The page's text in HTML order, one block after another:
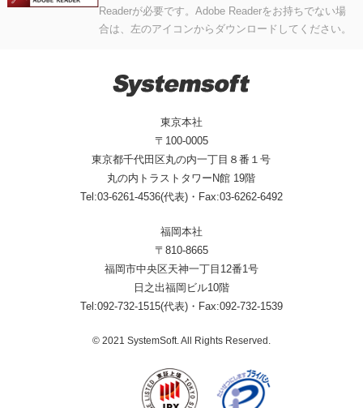
Readerが必要です。Adobe Readerをお持ちでない場
合は、左のアイコンからダウンロードしてください。
東京本社
〒100-0005
東京都千代田区丸の内一丁目８番１号
丸の内トラストタワーN館 19階
Tel:03-6261-4536(代表)・Fax:03-6262-6492
福岡本社
〒810-8665
福岡市中央区天神一丁目12番1号
日之出福岡ビル10階
Tel:092-732-1515(代表)・Fax:092-732-1539
© 2021 SystemSoft. All Rights Reserved.